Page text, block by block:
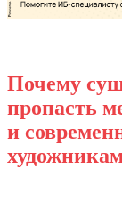
Почему
пропасть
и